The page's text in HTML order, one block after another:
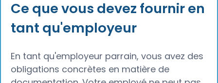
Ce que vous devez fournir en
tant qu'employeur
En tant qu'employeur parrain, vous avez des
obligations concrètes en matière de